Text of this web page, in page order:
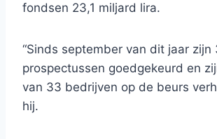
fondsen 23,1 miljard lira.
“Sinds september van dit jaar zijn
prospectussen goedgekeurd en
van 33 bedrijven op de beurs
hij.